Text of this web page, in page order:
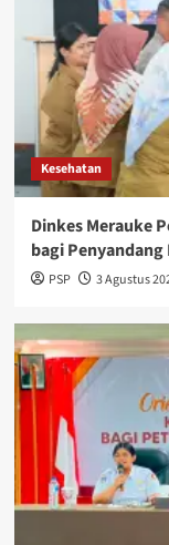
Kesehatan
Dinkes Merauke
bagi
PSP 3 Agustus